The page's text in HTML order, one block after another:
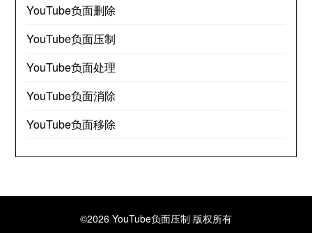
YouTube负面删除
YouTube负面压制
YouTube负面处理
YouTube负面消除
YouTube负面移除
©2026 YouTube负面压制 版权所有